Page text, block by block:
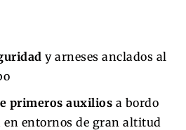
y arneses anclados al
primeros auxilios a bordo
en entornos de gran altitud